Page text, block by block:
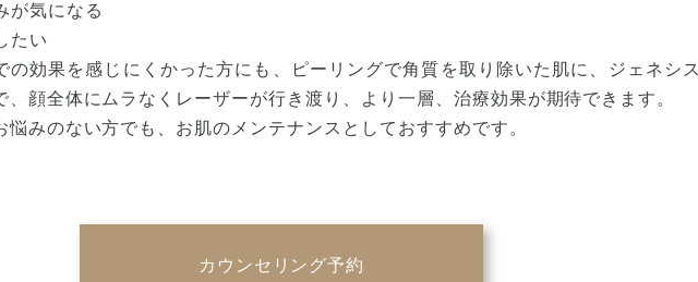
が気になる
たい
の効果を感じにくかった方にも、ピーリングで角質を取り除いた肌に、ジェネシス
、顔全体にムラなくレーザーが行き渡り、より一層、治療効果が期待できます。
悩みのない方でも、お肌のメンテナンスとしておすすめです。
カウンセリング予約